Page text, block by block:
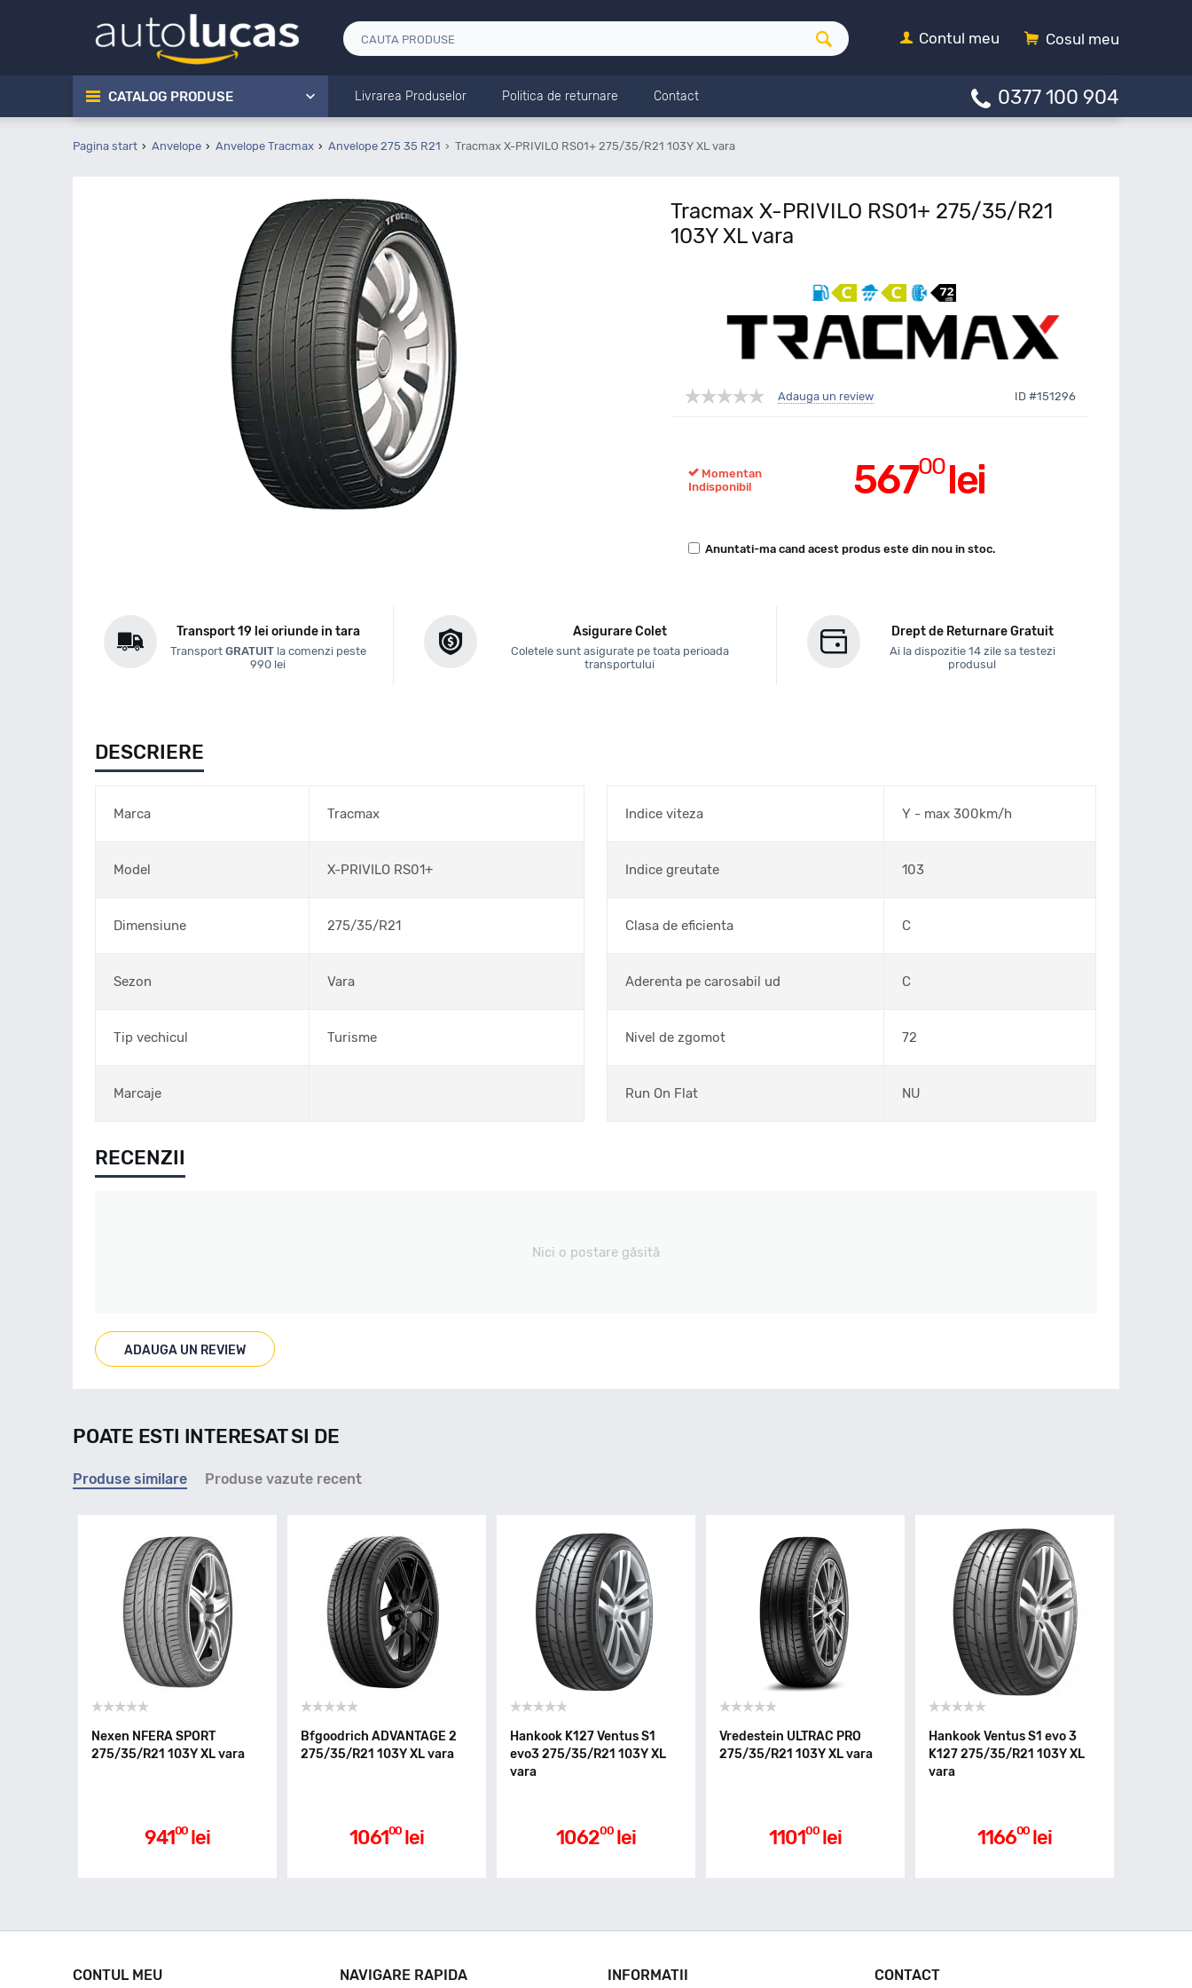
Cosul meu
Contul meu
CATALOG PRODUSE Livrarea Produselor Politica de returnare Contact 0377 100 904
Pagina start Anvelope Anvelope Tracmax Anvelope 275 35 R21 Tracmax X-PRIVILO RS01+ 275/35/R21 103Y XL vara
Tracmax X-PRIVILO RS01+ 275/35/R21
103Y XL vara
Adauga un review ID #151296
56700lei
Momentan
Indisponibil
Anuntati-ma cand acest produs este din nou in stoc.
Transport 19 lei oriunde in tara
Transport GRATUITla comenzi peste
990 lei
Asigurare Colet
Coletele sunt asigurate pe toata perioada
transportului
Drept de Returnare Gratuit
Ai la dispozitie 14 zile sa testezi
produsul
DESCRIERE
Marca Tracmax
Model X-PRIVILO RS01+
Dimensiune 275/35/R21
Sezon Vara
Tip vechicul Turisme
Marcaje
Indice viteza Y - max 300km/h
Indice greutate 103
Clasa de eficienta C
Aderenta pe carosabil ud C
Nivel de zgomot 72
Run On Flat NU
RECENZII
Nici o postare găsită
ADAUGA UN REVIEW
POATE ESTI INTERESAT SI DE
Produse similare Produse vazute recent
Nexen NFERA SPORT
275/35/R21 103Y XL vara
94100 lei
Bfgoodrich ADVANTAGE 2
275/35/R21 103Y XL vara
106100 lei
Hankook K127 Ventus S1
evo3 275/35/R21 103Y XL
vara
106200 lei
Vredestein ULTRAC PRO
275/35/R21 103Y XL vara
110100 lei
Hankook Ventus S1 evo 3
K127 275/35/R21 103Y XL
vara
116600 lei
CONTUL MEU NAVIGARE RAPIDA INFORMATII CONTACT